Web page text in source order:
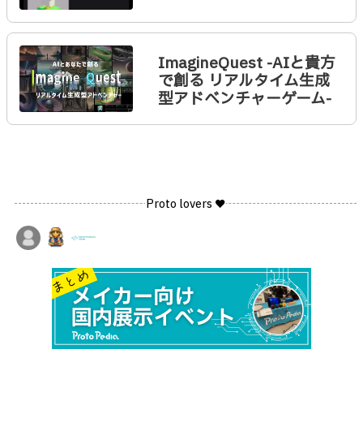
ImagineQuest -AIと貴方
で創る リアルタイム生成
型アドベンチャーゲーム-
Proto lovers ♥